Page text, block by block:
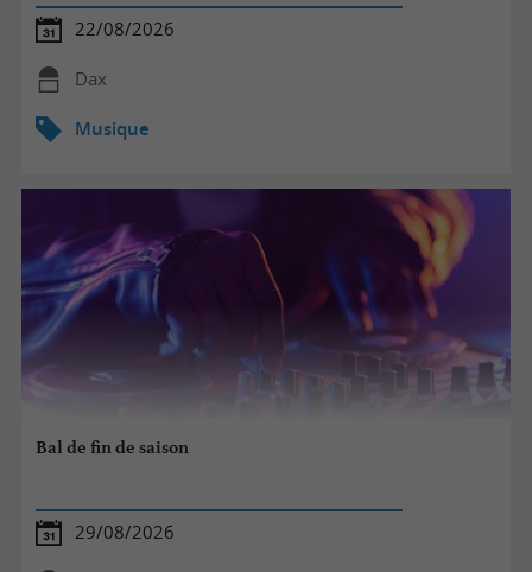
22/08/2026
Dax
Musique
Bal de fin de saison
29/08/2026